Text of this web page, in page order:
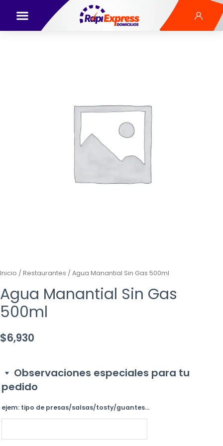
Inicio / Restaurantes / Agua Manantial Sin Gas 500ml
Agua Manantial Sin Gas
500ml
$6,930
Observaciones especiales para tu
pedido
ejem: tipo de presas/salsas/tosty/guantes...